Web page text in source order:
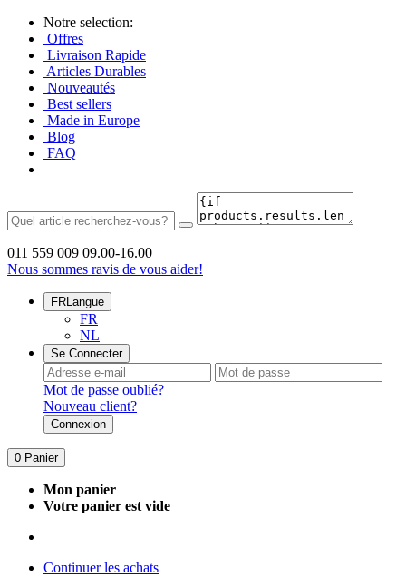
Notre selection:
Offres
Livraison Rapide
Articles Durables
Nouveautés
Best sellers
Made in Europe
Blog
FAQ
011 559 009 09.00-16.00
Nous sommes ravis de vous aider!
FRLangue
FR
NL
Se Connecter
Mot de passe oublié?
Nouveau client?
Connexion
0 Panier
Mon panier
Votre panier est vide
Continuer les achats